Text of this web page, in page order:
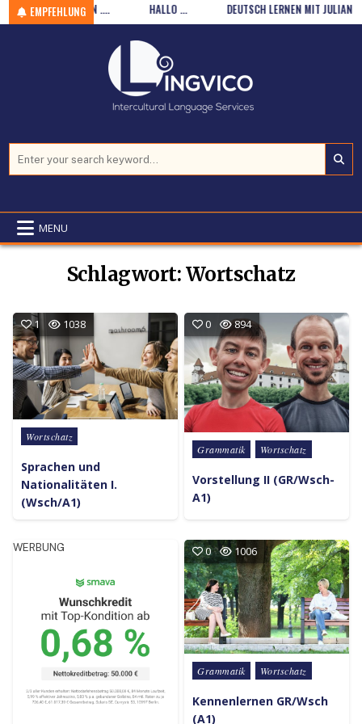
Skip to content
EMPFEHLUNG
WEISSRÖCKCHEN …. HALLO … DEUTSCH LERNEN MIT JULIANE
MENU
Schlagwort:Wortschatz
1 1038
Posted in
Wortschatz
Sprachen und
Nationalitäten I.
(Wsch/A1)
0 894
Posted in
Grammatik Wortschatz
Vorstellung II (GR/Wsch-
A1)
WERBUNG 0 1006
Posted in
Grammatik Wortschatz
Kennenlernen GR/Wsch
(A1)